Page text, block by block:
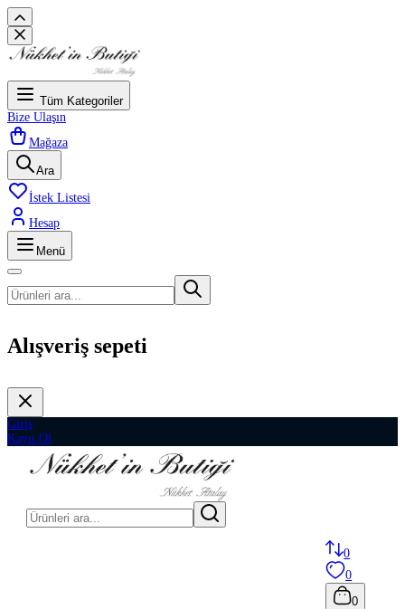
Tüm Kategoriler
Bize Ulaşın
Mağaza
Ara
İstek Listesi
Hesap
Menü
Alışveriş sepeti
Giriş
Kayıt Ol
0
0
0